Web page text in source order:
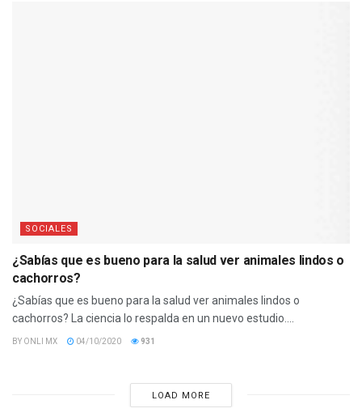
SOCIALES
¿Sabías que es bueno para la salud ver animales lindos o
cachorros?
¿Sabías que es bueno para la salud ver animales lindos o
cachorros? La ciencia lo respalda en un nuevo estudio....
BY ONLI MX 04/10/2020 931
LOAD MORE